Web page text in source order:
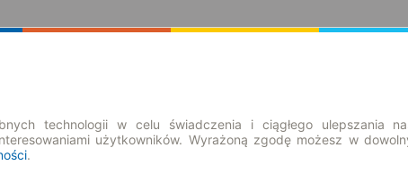
technologii w celu świadczenia i ciągłego ulepszania
użytkowników. Wyrażoną zgodę możesz w
.